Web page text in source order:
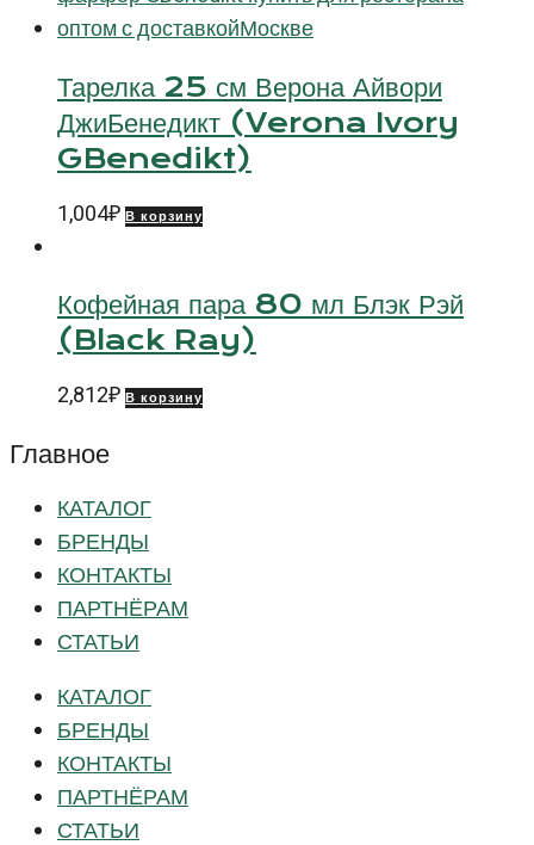
Тарелка 25 см Верона Айвори
ДжиБенедикт (Verona Ivory
GBenedikt)
1,004₽ В корзину
Кофейная пара 80 мл Блэк Рэй
(Black Ray)
2,812₽ В корзину
Главное
КАТАЛОГ
БРЕНДЫ
КОНТАКТЫ
ПАРТНЁРАМ
СТАТЬИ
КАТАЛОГ
БРЕНДЫ
КОНТАКТЫ
ПАРТНЁРАМ
СТАТЬИ